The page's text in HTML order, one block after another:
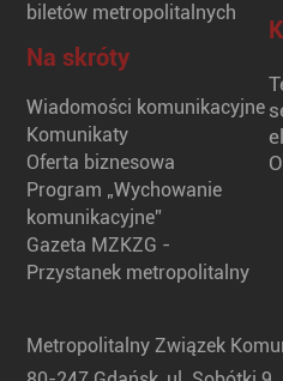
biletów metropolitalnych
Na skróty
Wiadomości komunikacyjne
Komunikaty
Oferta biznesowa
Program „Wychowanie
komunikacyjne”
Gazeta MZKZG -
Przystanek metropolitalny
Metropolitalny Związek